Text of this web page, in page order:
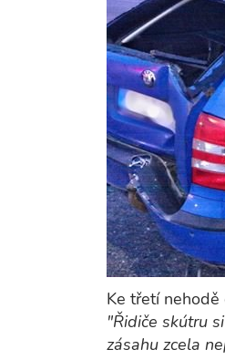
Ke třetí nehodě
"Řidiče skútru
zásahu zcela